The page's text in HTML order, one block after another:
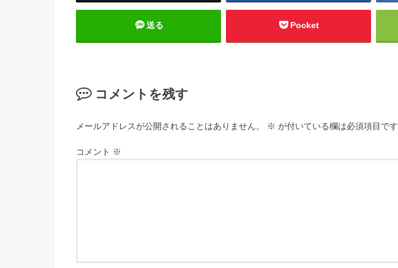
送る Pocket
コメントを残す
メールアドレスが公開されることはありません。 ※ が付いている欄は必須項目です
コメント ※